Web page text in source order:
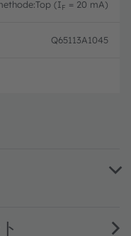
(IF = 20 mA)
Q65113A1045